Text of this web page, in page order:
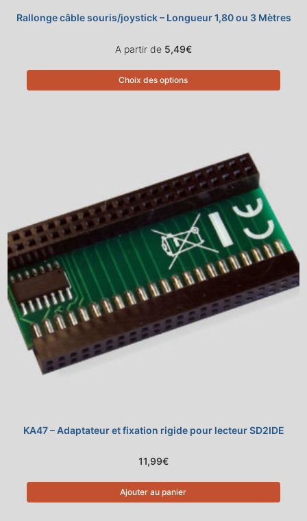
Rallonge câble souris/joystick – Longueur 1,80 ou 3 Mètres
A partir de 5,49€
Choix des options
KA47 – Adaptateur et fixation rigide pour lecteur SD2IDE
11,99€
Ajouter au panier